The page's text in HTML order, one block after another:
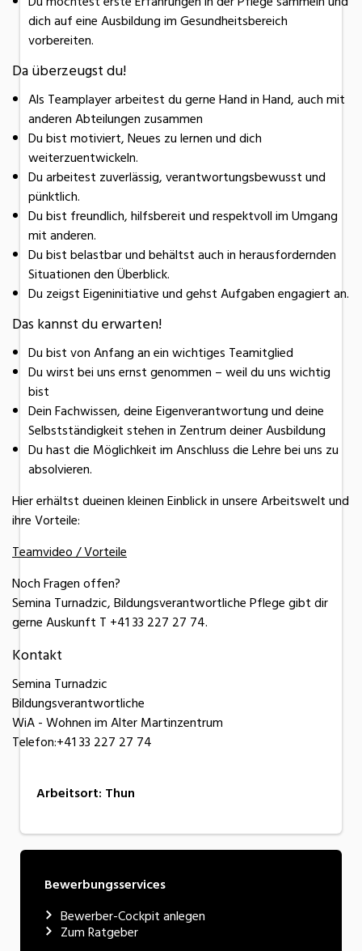
dich auf eine Ausbildung im Gesundheitsbereich
vorbereiten.
Da überzeugst du!
Als Teamplayer arbeitest du gerne Hand in Hand, auch mit
anderen Abteilungen zusammen
Du bist motiviert, Neues zu lernen und dich
weiterzuentwickeln.
Du arbeitest zuverlässig, verantwortungsbewusst und
pünktlich.
Du bist freundlich, hilfsbereit und respektvoll im Umgang
mit anderen.
Du bist belastbar und behältst auch in herausfordernden
Situationen den Überblick.
Du zeigst Eigeninitiative und gehst Aufgaben engagiert an.
Das kannst du erwarten!
Du bist von Anfang an ein wichtiges Teamitglied
Du wirst bei uns ernst genommen – weil du uns wichtig
bist
Dein Fachwissen, deine Eigenverantwortung und deine
Selbstständigkeit stehen in Zentrum deiner Ausbildung
Du hast die Möglichkeit im Anschluss die Lehre bei uns zu
absolvieren.
Hier erhältst dueinen kleinen Einblick in unsere Arbeitswelt und
ihre Vorteile:
Teamvideo / Vorteile
Noch Fragen offen?
Semina Turnadzic, Bildungsverantwortliche Pflege gibt dir
gerne Auskunft T +41 33 227 27 74.
Kontakt
Semina Turnadzic
Bildungsverantwortliche
WiA - Wohnen im Alter Martinzentrum
Telefon:+41 33 227 27 74
Arbeitsort: Thun
Bewerbungsservices
Bewerber-Cockpit anlegen
Zum Ratgeber